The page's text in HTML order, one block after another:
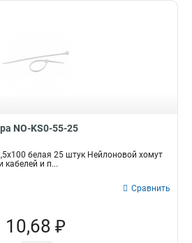
NO-KS0-55-25
белая 25 штук Нейлоновой хомут
кабелей и п...
Сравнить
10,68 ₽